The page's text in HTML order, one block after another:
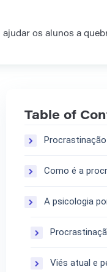
os alunos a
Table of
Como é a
A psicologia
Viés atual e